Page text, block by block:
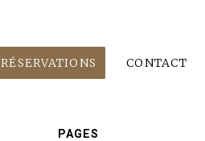
RÉSERVATIONS CONTACT
PAGES